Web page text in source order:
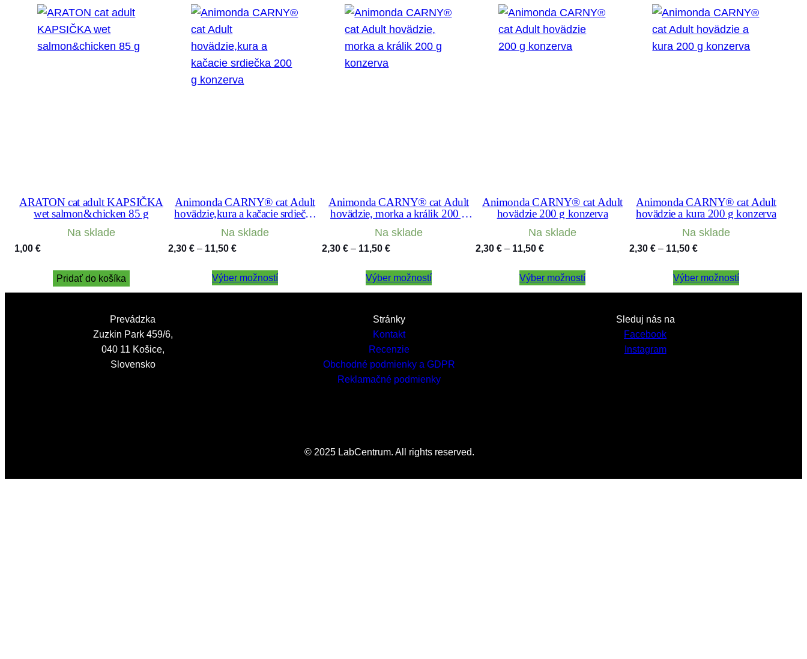
ARATON cat adult KAPSIČKA
wet salmon&chicken 85 g
Na sklade
1,00 €
Pridať do košíka
Animonda CARNY® cat Adult
hovädzie,kura a kačacie srdiečka
Na sklade
2,30 € – 11,50 €Price
2,30 €
through
Výber možností
Animonda CARNY® cat Adult
hovädzie, morka a králik 200 g
Na sklade
2,30 € – 11,50 €Price
2,30 €
through
Výber možností
Animonda CARNY® cat Adult
hovädzie 200 g konzerva
Na sklade
2,30 € – 11,50 €Price
2,30 €
through
Výber možností
Animonda CARNY® cat Adult
hovädzie a kura 200 g konzerva
Na sklade
2,30 € – 11,50 €Price
2,30 €
through
Výber možností
Prevádzka
Zuzkin Park 459/6,
040 11 Košice,
Slovensko
Stránky
Kontakt
Recenzie
Obchodné podmienky a GDPR
Reklamačné podmienky
Sleduj nás na
Facebook
Instagram
© 2025 LabCentrum. All rights reserved.